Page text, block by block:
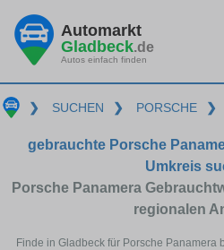
Automarkt
Gladbeck.de
Autos einfach finden
❯ SUCHEN ❯ PORSCHE ❯
gebrauchte Porsche
Umkreis
Porsche Panamera
regionalen
Finde in Gladbeck für Porsche Panamera